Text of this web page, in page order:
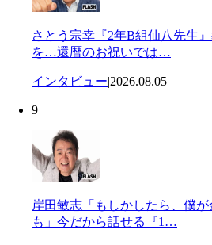
さとう宗幸『2年B組仙八先生
を…還暦のお祝いでは…
インタビュー|2026.08.05
9
岸田敏志「もしかしたら、僕
も」今だから話せる『1…